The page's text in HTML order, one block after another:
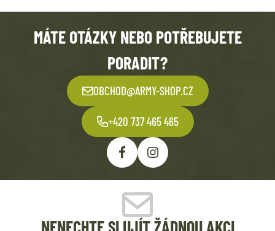
MÁTE OTÁZKY NEBO POTŘEBUJETE
PORADIT?
OBCHOD@ARMY-SHOP.CZ
+420 737 465 465